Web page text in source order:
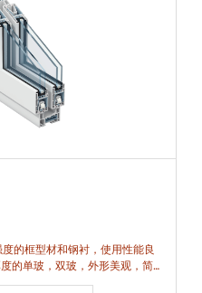
的框型材和钢衬，使用性能良
的单玻，双玻，外形美观，简